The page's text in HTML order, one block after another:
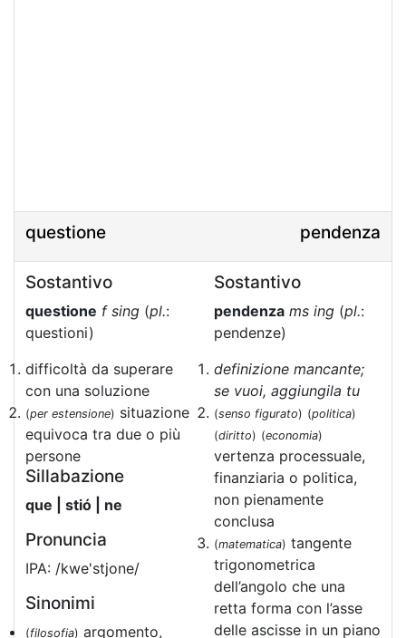
questione pendenza
Sostantivo
questione f sing (pl.:
questioni)
difficoltà da superare
con una soluzione
(per estensione) situazione
equivoca tra due o più
persone
Sillabazione
que | stió | ne
Pronuncia
IPA: /kwe'stjone/
Sinonimi
(filosofia) argomento,
Sostantivo
pendenza ms ing (pl.:
pendenze)
definizione mancante;
se vuoi, aggiungila tu
(senso figurato) (politica)
(diritto) (economia)
vertenza processuale,
finanziaria o politica,
non pienamente
conclusa
(matematica) tangente
trigonometrica
dell’angolo che una
retta forma con l’asse
delle ascisse in un piano